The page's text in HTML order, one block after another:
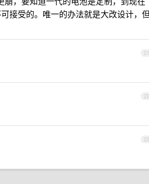
接受的。唯一的办法就是大改设计，但
21
22
23